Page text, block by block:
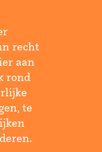
recht
aan
rond
te